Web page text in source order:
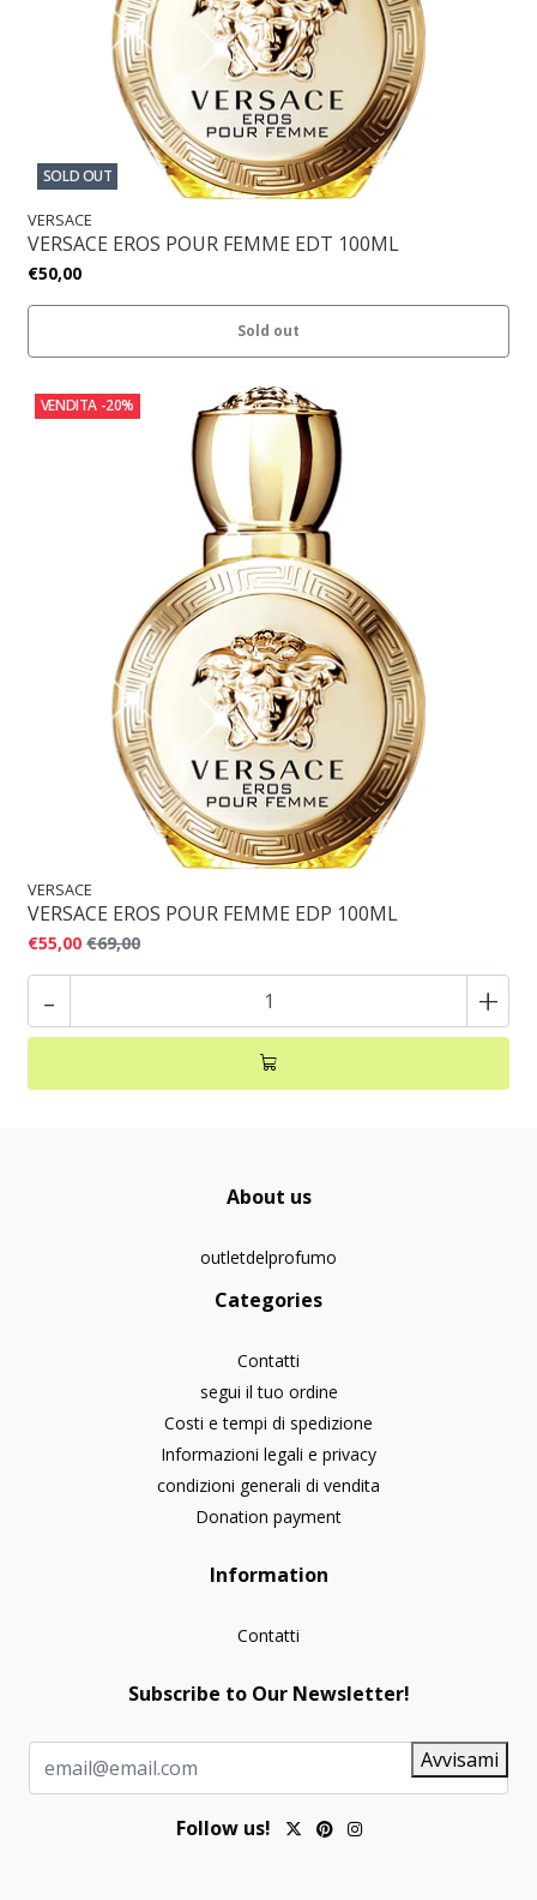
SOLD OUT
VERSACE
VERSACE EROS POUR FEMME EDT 100ML
€50,00
Sold out
VENDITA -20%
VERSACE
VERSACE EROS POUR FEMME EDP 100ML
€55,00 €69,00
- +
About us
outletdelprofumo
Categories
Contatti
segui il tuo ordine
Costi e tempi di spedizione
Informazioni legali e privacy
condizioni generali di vendita
Donation payment
Information
Contatti
Subscribe to Our Newsletter!
Avvisami
Follow us!